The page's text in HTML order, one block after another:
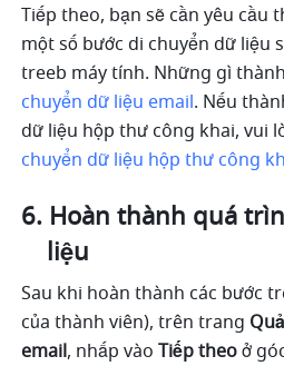
Tiếp theo, bạn sẽ cần yêu cầu
một số bước di chuyển dữ liệu
treeb máy tính. Những gì
chuyển dữ liệu email. Nếu
dữ liệu hộp thư công khai, vui
chuyển dữ liệu hộp thư công
Hoàn thành quá
liệu
Sau khi hoàn thành các bước
của thành viên), trên trang
email, nhấp vào Tiếp theo ở